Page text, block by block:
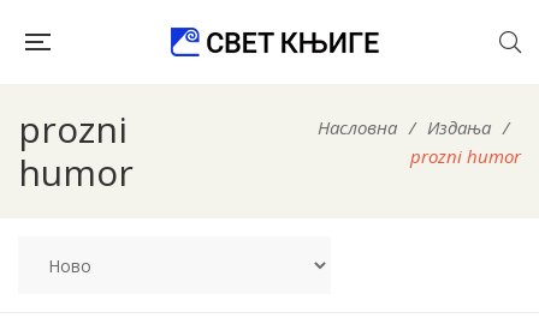
prozni
humor
Насловна / Издања /
prozni humor